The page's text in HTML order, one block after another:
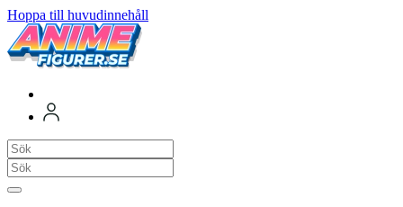
Hoppa till huvudinnehåll